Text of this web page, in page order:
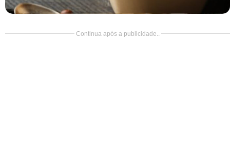
Continua após a publicidade..